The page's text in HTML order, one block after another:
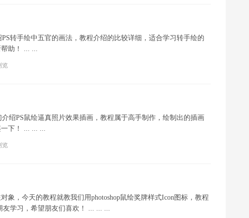
转手绘中五官的画法，教程介绍的比较详细，适合学习转手绘的
助！ ... ...
览
绍PS鼠绘逼真照片效果插画，教程属于高手制作，绘制出的插画
下！ ... ... ...
览
象，今天的教程就教我们用photoshop鼠绘奖牌样式Icon图标，教程
友学习，希望朋友们喜欢！ ... ... ...